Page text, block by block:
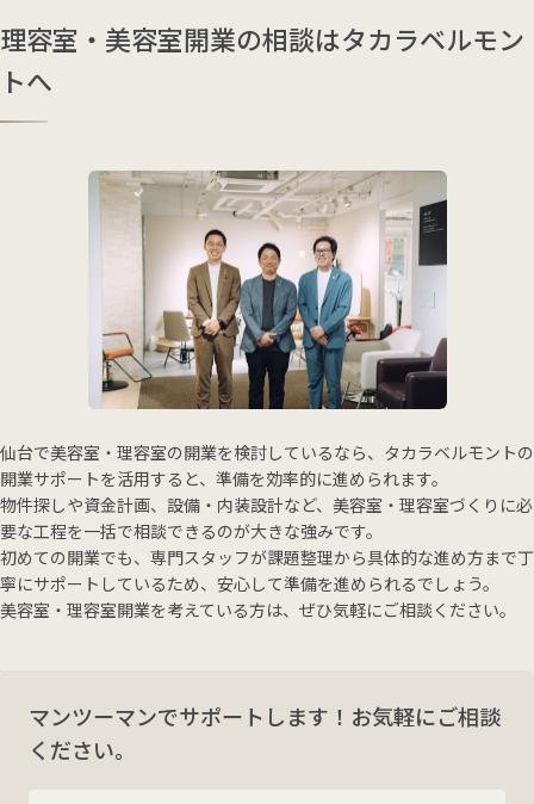
理容室・美容室開業の相談はタカラベルモン
トへ
仙台で美容室・理容室の開業を検討しているなら、タカラベルモントの
開業サポートを活用すると、準備を効率的に進められます。
物件探しや資金計画、設備・内装設計など、美容室・理容室づくりに必
要な工程を一括で相談できるのが大きな強みです。
初めての開業でも、専門スタッフが課題整理から具体的な進め方まで丁
寧にサポートしているため、安心して準備を進められるでしょう。
美容室・理容室開業を考えている方は、ぜひ気軽にご相談ください。
マンツーマンでサポートします！お気軽にご相談
ください。